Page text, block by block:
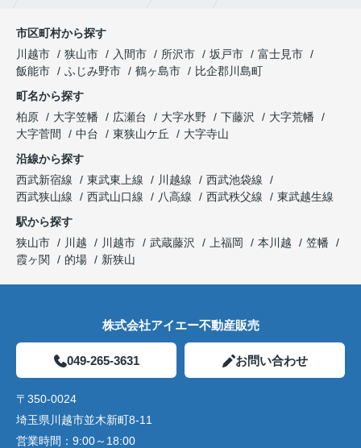
市区町村から探す
川越市
狭山市 入間市 所沢市 坂戸市
富士見市
飯能市
ふじみ野市 鶴ヶ島市
比企郡川島町
町名から探す
柏原
大字笠幡 広瀬台 大字水野 下藤沢
大字荒幡
大字菅間
中台 東狭山ケ丘
大字寺山
沿線から探す
西武新宿線
東武東上線 川越線
西武池袋線
西武狭山線
西武山口線 八高線 西武秩父線
東武越生線
駅から探す
狭山市
川越 川越市 武蔵藤沢 上福岡 本川越
笠幡
霞ヶ関
的場 新狭山
株式会社アイエー不動産販売
049-265-3631 お問い合わせ
〒350-0024
埼玉県川越市並木新町8-11
営業時間： 9:00～18:00